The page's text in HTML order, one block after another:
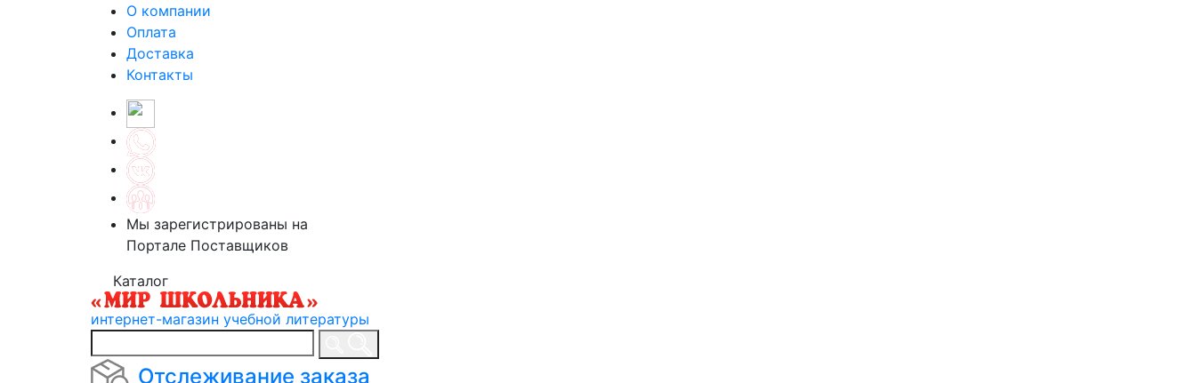
О компании
Оплата
Доставка
Контакты
Мы зарегистрированы на
Портале Поставщиков
Каталог
интернет-магазин учебной литературы
Отслеживание заказа